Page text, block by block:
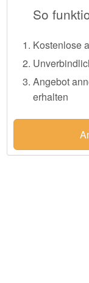
So
Kostenlose
Angebot
erhalten